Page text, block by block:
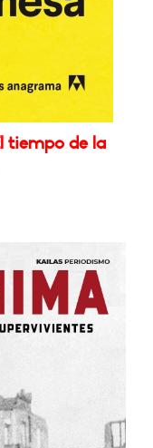
tiempo de la